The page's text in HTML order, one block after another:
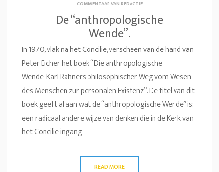
COMMENTAAR VAN REDACTIE
De “anthropologische
Wende”.
In 1970, vlak na het Concilie, verscheen van de hand van
Peter Eicher het boek “Die anthropologische
Wende: Karl Rahners philosophischer Weg vom Wesen
des Menschen zur personalen Existenz”. De titel van dit
boek geeft al aan wat de “anthropologische Wende” is:
een radicaal andere wijze van denken die in de Kerk van
het Concilie ingang
READ MORE